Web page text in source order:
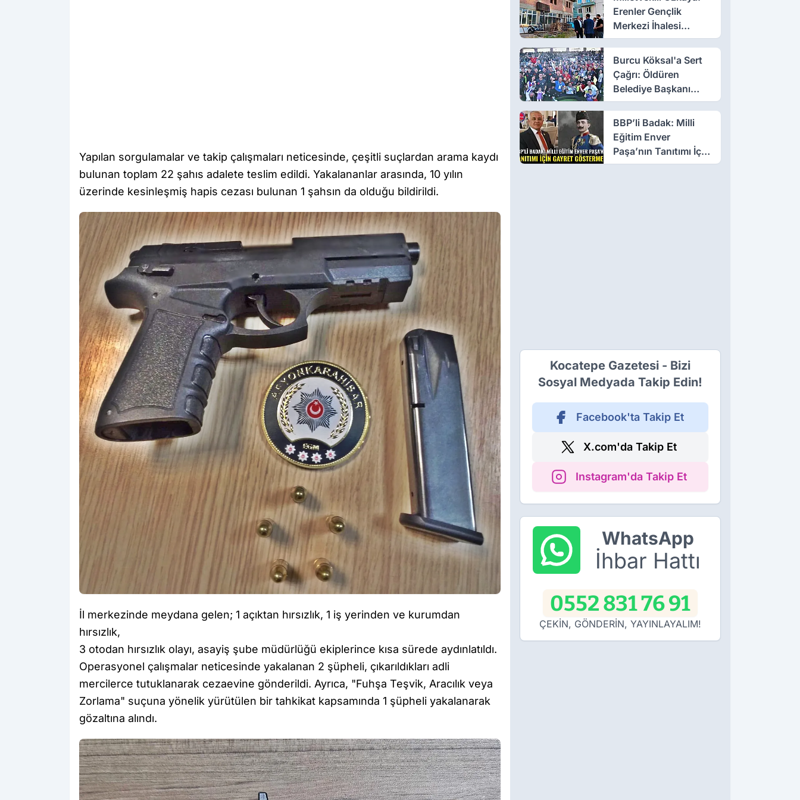
Yapılan sorgulamalar ve takip çalışmaları neticesinde, çeşitli suçlardan arama kaydı
bulunan toplam 22 şahıs adalete teslim edildi. Yakalananlar arasında, 10 yılın
üzerinde kesinleşmiş hapis cezası bulunan 1 şahsın da olduğu bildirildi.
İl merkezinde meydana gelen; 1 açıktan hırsızlık, 1 iş yerinden ve kurumdan
hırsızlık,
3 otodan hırsızlık olayı, asayiş şube müdürlüğü ekiplerince kısa sürede aydınlatıldı.
Operasyonel çalışmalar neticesinde yakalanan 2 şüpheli, çıkarıldıkları adli
mercilerce tutuklanarak cezaevine gönderildi. Ayrıca, "Fuhşa Teşvik, Aracılık veya
Zorlama" suçuna yönelik yürütülen bir tahkikat kapsamında 1 şüpheli yakalanarak
gözaltına alındı.
Erenler Gençlik
Merkezi İhalesi
Yakında
Burcu Köksal'a Sert
Çağrı: Öldüren
Belediye Başkanı
Olmayın!
BBP’li Badak: Milli
Eğitim Enver
Paşa’nın Tanıtımı İçin
Gayret Göstermeli
Kocatepe Gazetesi - Bizi
Sosyal Medyada Takip Edin!
Facebook'ta Takip Et
X.com'da Takip Et
Instagram'da Takip Et
WhatsApp
İhbar Hattı
0552 831 76 91
ÇEKİN, GÖNDERİN, YAYINLAYALIM!